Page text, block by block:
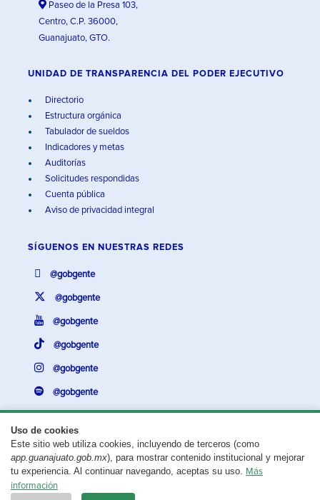
Uso de cookies
Este sitio web utiliza cookies, incluyendo de terceros (como
app.guanajuato.gob.mx), para mostrar contenido institucional y mejorar
tu experiencia. Al continuar navegando, aceptas su uso. Más
información
Paseo de la Presa 103,
Centro, C.P. 36000,
Guanajuato, GTO.
UNIDAD DE TRANSPARENCIA DEL PODER EJECUTIVO
Directorio
Estructura orgánica
Tabulador de sueldos
Indicadores y metas
Auditorías
Solicitudes respondidas
Cuenta pública
Aviso de privacidad integral
SÍGUENOS EN NUESTRAS REDES
@gobgente
@gobgente
@gobgente
@gobgente
@gobgente
@gobgente
¿Existe algún problema con esta página?Repórtalo aquí.
Aviso legal